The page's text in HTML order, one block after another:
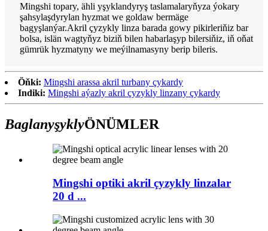
Mingshi topary, ähli yşyklandyryş taslamalaryňyza ýokary
şahsylaşdyrylan hyzmat we goldaw bermäge
bagyşlanýar.Akril çyzykly linza barada gowy pikirleriňiz bar
bolsa, islän wagtyňyz biziň bilen habarlaşyp bilersiňiz, iň oňat
gümrük hyzmatyny we meýilnamasyny berip bileris.
Öňki: Mingshi arassa akril turbany çykardy
Indiki: Mingshi aýazly akril çyzykly linzany çykardy
BaglanyşyklyÖNÜMLER
Mingshi optiki akril çyzykly linzalar
20 d ...